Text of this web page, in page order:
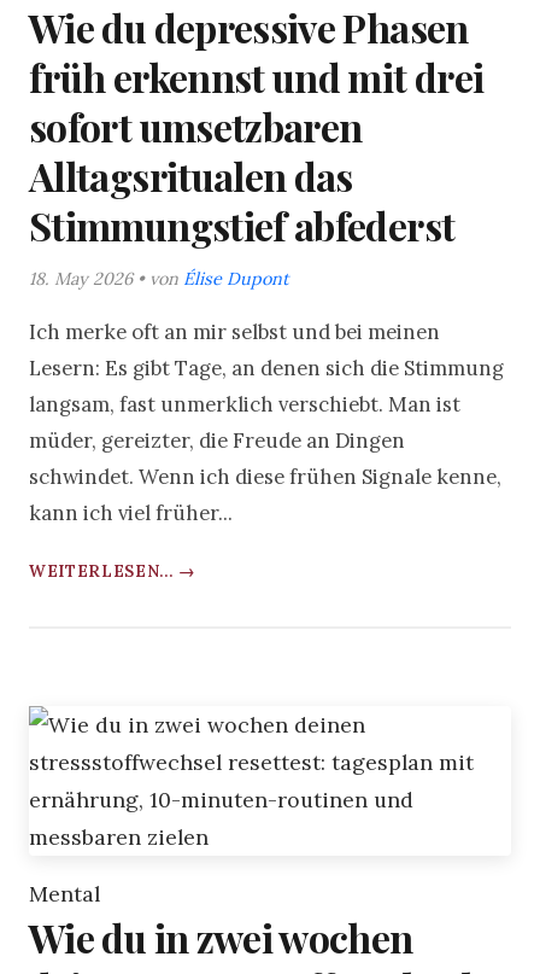
Wie du depressive Phasen
früh erkennst und mit drei
sofort umsetzbaren
Alltagsritualen das
Stimmungstief abfederst
18. May 2026 • von Élise Dupont
Ich merke oft an mir selbst und bei meinen
Lesern: Es gibt Tage, an denen sich die Stimmung
langsam, fast unmerklich verschiebt. Man ist
müder, gereizter, die Freude an Dingen
schwindet. Wenn ich diese frühen Signale kenne,
kann ich viel früher...
WEITERLESEN... →
Mental
Wie du in zwei wochen